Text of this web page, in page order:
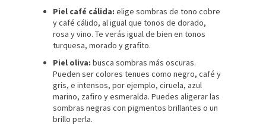
Piel café cálida: elige sombras de tono cobre
y café cálido, al igual que tonos de dorado,
rosa y vino. Te verás igual de bien en tonos
turquesa, morado y grafito.
Piel oliva: busca sombras más oscuras.
Pueden ser colores tenues como negro, café y
gris, e intensos, por ejemplo, ciruela, azul
marino, zafiro y esmeralda. Puedes aligerar las
sombras negras con pigmentos brillantes o un
brillo perla.